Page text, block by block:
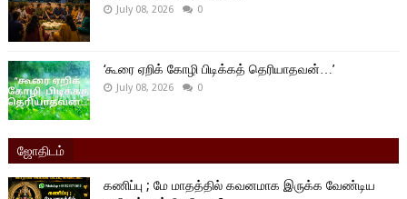
July 08, 2026 0
‘கூரை ஏறிக் கோழி பிடிக்கத் தெரியாதவன்…’
July 08, 2026 0
ஜோதிடம்
கணிப்பு ; மே மாதத்தில் கவனமாக இருக்க வேண்டிய